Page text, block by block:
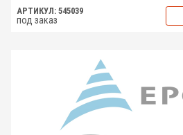
АРТИКУЛ: 545039
под заказ